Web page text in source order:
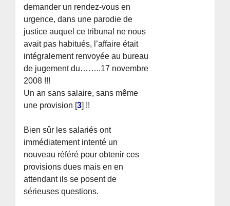
demander un rendez-vous en
urgence, dans une parodie de
justice auquel ce tribunal ne nous
avait pas habitués, l’affaire était
intégralement renvoyée au bureau
de jugement du……..17 novembre
2008 !!!
Un an sans salaire, sans même
une provision [3] !!
Bien sûr les salariés ont
immédiatement intenté un
nouveau référé pour obtenir ces
provisions dues mais en en
attendant ils se posent de
sérieuses questions.